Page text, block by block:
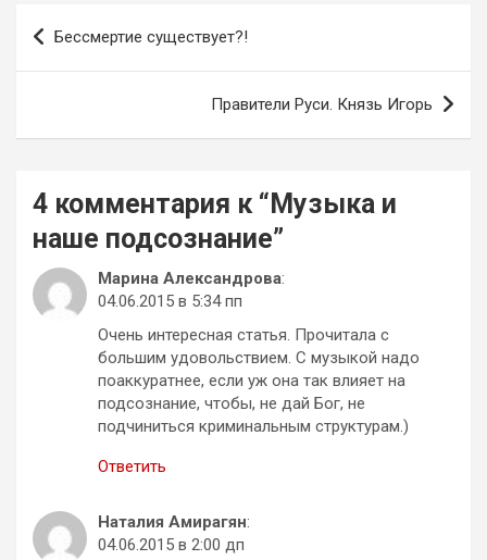
Навигация
по
Бессмертие существует?!
Правители Руси. Князь Игорь
4 комментария к “ Музыка и
наше подсознание”
Марина Александрова:
04.06.2015 в 5:34 пп
Очень интересная статья. Прочитала с
большим удовольствием. С музыкой надо
поаккуратнее, если уж она так влияет на
подсознание, чтобы, не дай Бог, не
подчиниться криминальным структурам.)
Ответить
Наталия Амирагян:
04.06.2015 в 2:00 дп